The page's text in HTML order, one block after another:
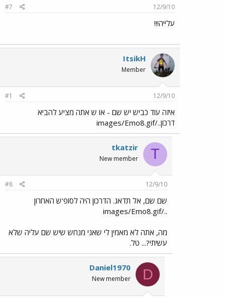
12/9/10
#7
עלייה!!!
ItsikH
Member
12/9/10
#1
איזה עוד כביש יש שם - או ש אתה מציע להביא
דרכון../images/Emo8.gif
T
tkatzir
New member
12/9/10
#8
שם שם, אל תדאג. הדרכון היה לסופ'ש האחרון
../images/Emo8.gif
מה, אתה לא מאמין לי שאני מנחש שיש שם עליה שלא
עשיתי?... טל.
D
Daniel1970
New member